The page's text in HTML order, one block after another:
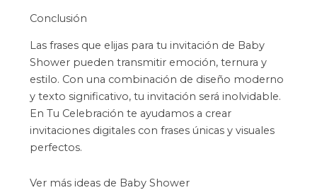
Conclusión
Las frases que elijas para tu invitación de Baby
Shower pueden transmitir emoción, ternura y
estilo. Con una combinación de diseño moderno
y texto significativo, tu invitación será inolvidable.
En Tu Celebración te ayudamos a crear
invitaciones digitales con frases únicas y visuales
perfectos.
Ver más ideas de Baby Shower